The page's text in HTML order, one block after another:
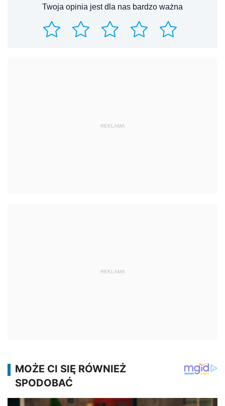
Twoja opinia jest dla nas bardzo ważna
REKLAMA
REKLAMA